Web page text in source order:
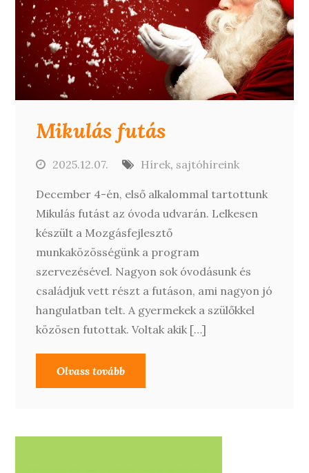
Mikulás futás
2025.12.07. Hírek, sajtóhíreink
December 4-én, első alkalommal tartottunk
Mikulás futást az óvoda udvarán. Lelkesen
készült a Mozgásfejlesztő
munkaközösségünk a program
szervezésével. Nagyon sok óvodásunk és
családjuk vett részt a futáson, ami nagyon jó
hangulatban telt. A gyermekek a szülőkkel
közösen futottak. Voltak akik […]
Olvass tovább